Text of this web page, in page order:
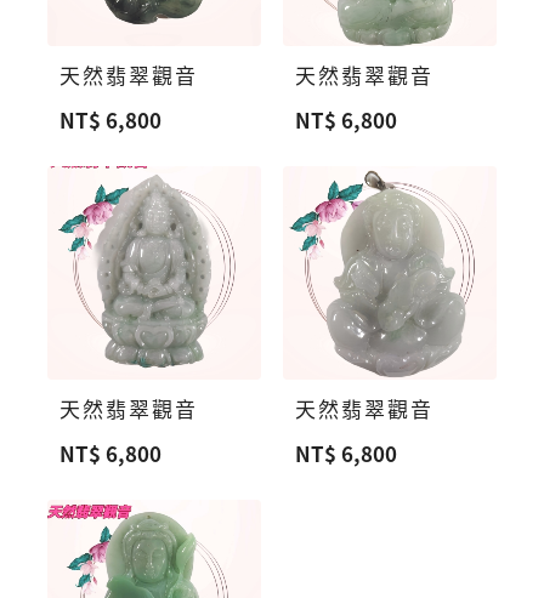
天然翡翠觀音
NT$ 6,800
天然翡翠觀音
NT$ 6,800
天然翡翠觀音
NT$ 6,800
天然翡翠觀音
NT$ 6,800